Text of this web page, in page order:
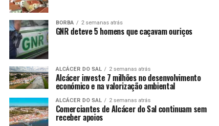
BORBA 2 semanas atrás
GNR deteve 5 homens que caçavam ouriços
ALCÁCER DO SAL 2 semanas atrás
Alcácer investe 7 milhões no desenvolvimento
económico e na valorização ambiental
ALCÁCER DO SAL 2 semanas atrás
Comerciantes de Alcácer do Sal continuam sem
receber apoios